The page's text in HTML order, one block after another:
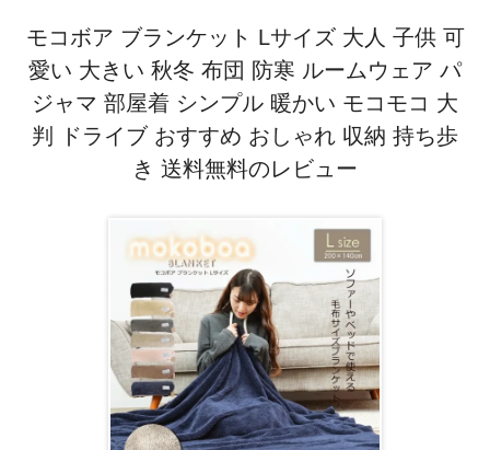
モコボア ブランケット Lサイズ 大人 子供 可
愛い 大きい 秋冬 布団 防寒 ルームウェア パ
ジャマ 部屋着 シンプル 暖かい モコモコ 大
判 ドライブ おすすめ おしゃれ 収納 持ち歩
き 送料無料のレビュー